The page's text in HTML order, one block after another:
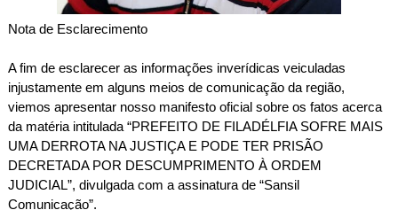
Nota de Esclarecimento
A fim de esclarecer as informações inverídicas veiculadas
injustamente em alguns meios de comunicação da região,
viemos apresentar nosso manifesto oficial sobre os fatos acerca
da matéria intitulada “PREFEITO DE FILADÉLFIA SOFRE MAIS
UMA DERROTA NA JUSTIÇA E PODE TER PRISÃO
DECRETADA POR DESCUMPRIMENTO À ORDEM
JUDICIAL”, divulgada com a assinatura de “Sansil
Comunicação”.